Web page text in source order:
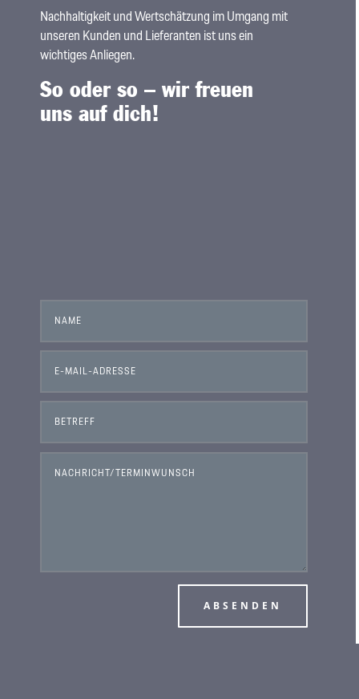
Nachhaltigkeit und Wertschätzung im Umgang mit
unseren Kunden und Lieferanten ist uns ein
wichtiges Anliegen.
So oder so – wir freuen
uns auf dich!
ABSENDEN